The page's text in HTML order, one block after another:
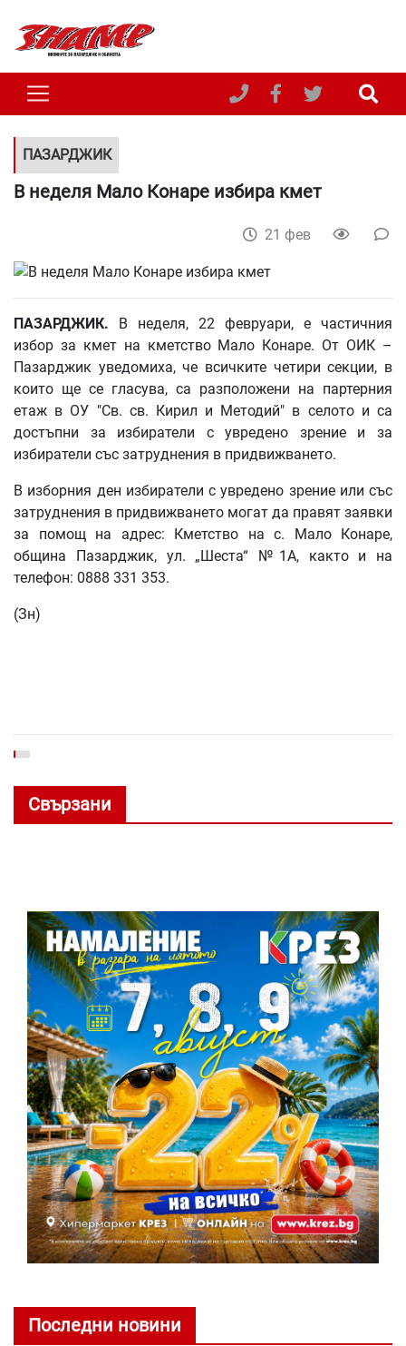
ПАЗАРДЖИК
В неделя Мало Конаре избира кмет
21 фев
ПАЗАРДЖИК. В неделя, 22 февруари, е частичния
избор за кмет на кметство Мало Конаре. От ОИК –
Пазарджик уведомиха, че всичките четири секции, в
които ще се гласува, са разположени на партерния
етаж в ОУ "Св. св. Кирил и Методий" в селото и са
достъпни за избиратели с увредено зрение и за
избиратели със затруднения в придвижването.
В изборния ден избиратели с увредено зрение или със
затруднения в придвижването могат да правят заявки
за помощ на адрес: Кметство на с. Мало Конаре,
община Пазарджик, ул. „Шеста“ №1А, както и на
телефон: 0888 331 353.
(Зн)
Свързани
Последни новини